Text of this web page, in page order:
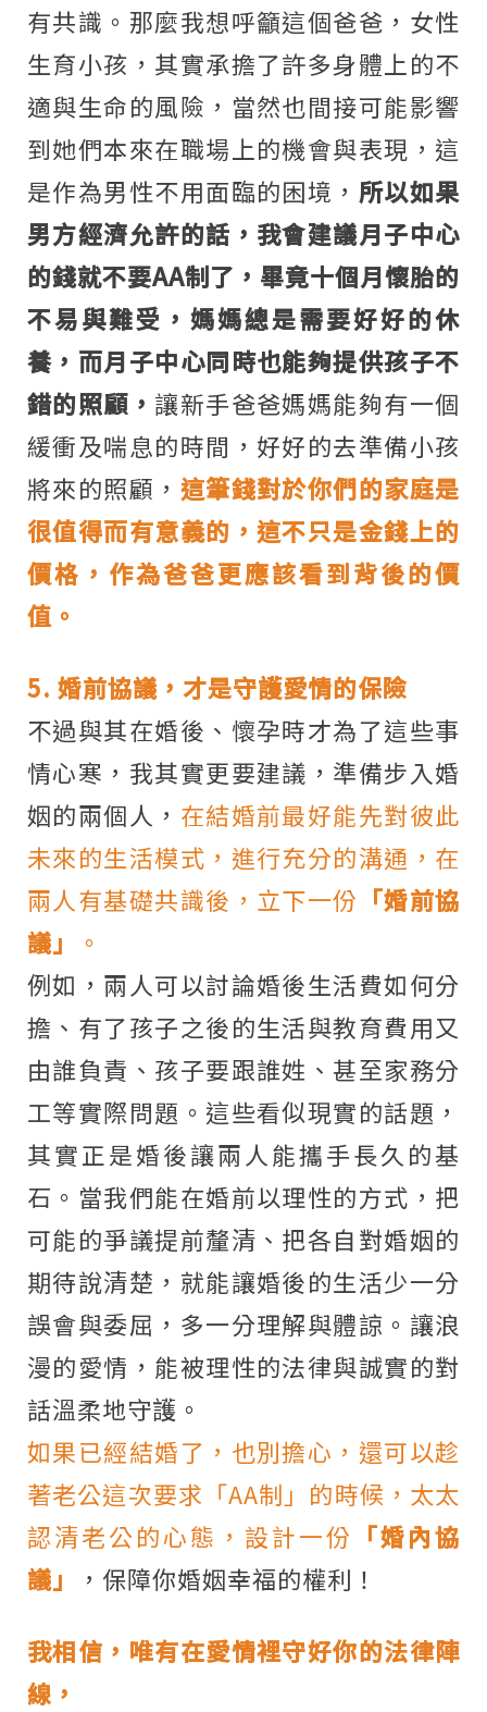
有共識。那麼我想呼籲這個爸爸，女性
生育小孩，其實承擔了許多身體上的不
適與生命的風險，當然也間接可能影響
到她們本來在職場上的機會與表現，這
是作為男性不用面臨的困境， 所以如果
男方經濟允許的話，我會建議月子中心
的錢就不要AA制了，畢竟十個月懷胎的
不易與難受，媽媽總是需要好好的休
養，而月子中心同時也能夠提供孩子不
錯的照顧， 讓新手爸爸媽媽能夠有一個
緩衝及喘息的時間，好好的去準備小孩
將來的照顧， 這筆錢對於你們的家庭是
很值得而有意義的，這不只是金錢上的
價格，作為爸爸更應該看到背後的價
值。
5. 婚前協議，才是守護愛情的保險
不過與其在婚後、懷孕時才為了這些事
情心寒，我其實更要建議，準備步入婚
姻的兩個人， 在結婚前最好能先對彼此
未來的生活模式，進行充分的溝通，在
兩人有基礎共識後，立下一份 「婚前協
議」
。
例如，兩人可以討論婚後生活費如何分
擔、有了孩子之後的生活與教育費用又
由誰負責、孩子要跟誰姓、甚至家務分
工等實際問題。這些看似現實的話題，
其實正是婚後讓兩人能攜手長久的基
石。當我們能在婚前以理性的方式，把
可能的爭議提前釐清、把各自對婚姻的
期待說清楚，就能讓婚後的生活少一分
誤會與委屈，多一分理解與體諒。讓浪
漫的愛情，能被理性的法律與誠實的對
話溫柔地守護。
如果已經結婚了，也別擔心，還可以趁
著老公這次要求「AA制」的時候，太太
認清老公的心態，設計一份 「婚內協
議」
，保障你婚姻幸福的權利！
我相信，唯有在愛情裡守好你的法律陣
線，